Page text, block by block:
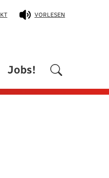
VORLESEN
Jobs!